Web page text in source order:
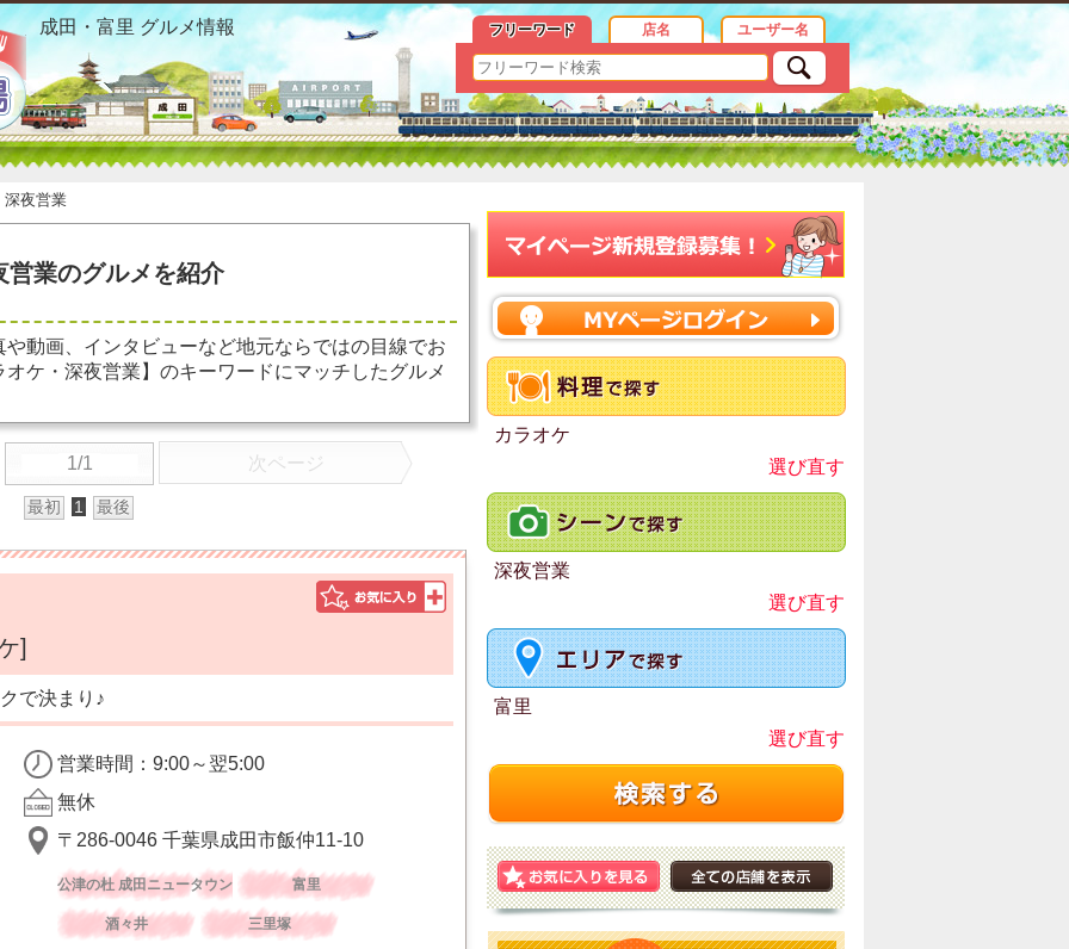
富里 カラオケ 深夜営業 お勧めグルメ おすすめ情報
成田・富里 グルメ情報 フリーワード 店名 ユーザー名
深夜営業
業のグルメを紹介
動画、インタビューなど地元ならではの目線でお
ケ・深夜営業】のキーワードにマッチしたグルメ
1/1 次ページ
最初 1 最後
]
で決まり♪
営業時間：9:00～翌5:00
無休
〒286-0046 千葉県成田市飯仲11-10
公津の杜 成田ニュータウン 富里
酒々井 三里塚
カラオケ
選び直す
深夜営業
選び直す
富里
選び直す